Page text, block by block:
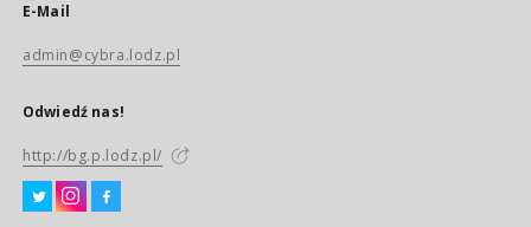
E-Mail
admin@cybra.lodz.pl
Odwiedź nas!
http://bg.p.lodz.pl/